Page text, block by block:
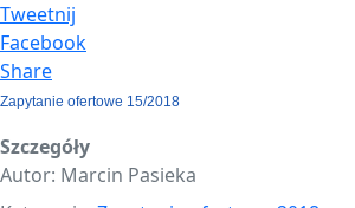
Tweetnij
Facebook
Share
Zapytanie ofertowe 15/2018
Szczegóły
Autor: Marcin Pasieka